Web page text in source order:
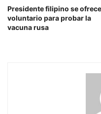
Presidente filipino se ofrece
voluntario para probar la
vacuna rusa